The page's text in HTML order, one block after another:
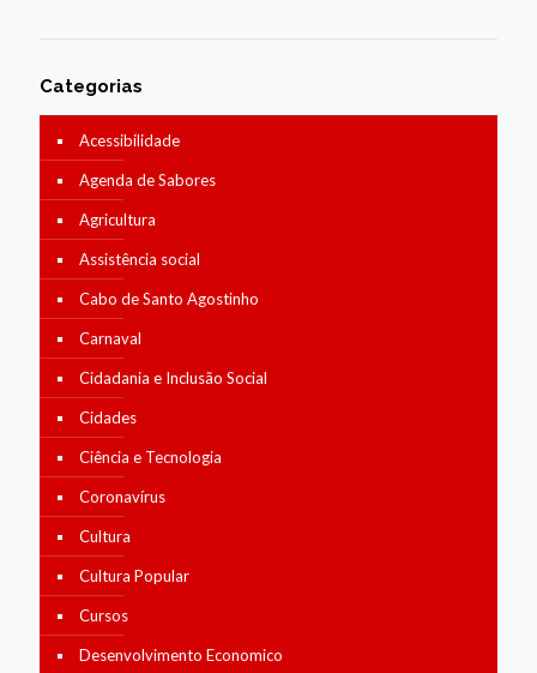
Categorias
Acessibilidade
Agenda de Sabores
Agricultura
Assistência social
Cabo de Santo Agostinho
Carnaval
Cidadania e Inclusão Social
Cidades
Ciência e Tecnologia
Coronavírus
Cultura
Cultura Popular
Cursos
Desenvolvimento Economico